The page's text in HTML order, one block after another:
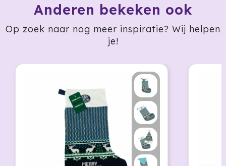
Larq
MagLite
Anderen bekeken ook
Op zoek naar nog meer inspiratie? Wij helpen
je!